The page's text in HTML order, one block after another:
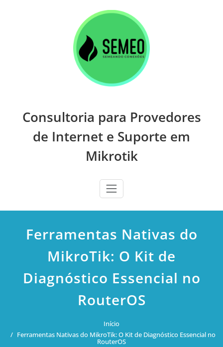
Consultoria para Provedores
de Internet e Suporte em
Mikrotik
Ferramentas Nativas do
MikroTik: O Kit de
Diagnóstico Essencial no
RouterOS
Início
Ferramentas Nativas do MikroTik: O Kit de Diagnóstico Essencial no
RouterOS